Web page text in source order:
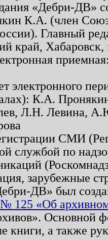
«Дебри-ДВ»
К.А. (член
Главный
край,
электронного
К.А.
Л.Н. Левина,
СМИ
службой по
зарубежные
ДВ» был
125 «Об
Основной
книги, а также